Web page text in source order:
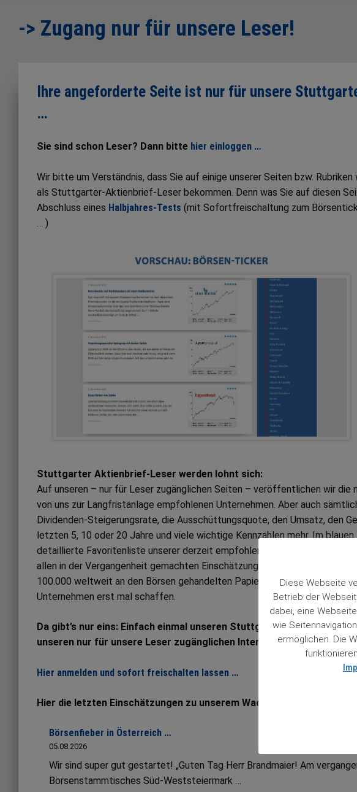
-> Zugang nur für unsere Leser!
Ihre angeforderte Seite ist nur für unsere
…
Sie sind schon Leser? Dann bitte hier einloggen …
Wir bitte um Verständnis, dass Sie auf einige unserer Seiten bzw. Rubriken
als Stuttgarter-Aktienbrief-Leser bekommen. Denn was Sie auf diesen
Abschluss eines Halbjahres-Tests (mit Sofortfreischaltung zum
… )
Stuttgarter Aktienbrief-Leser werden lohnt sich:
Auf unseren – nur für Leser zugänglichen Seiten – veröffentlichen wir die
von uns zur Langfristanlage empfohlenen Unternehmen. Aber auch
Dividenden-Steigerungsrate, die Ausschüttungsquote, den Umsatz, den
letzten 5, 10 oder 20 Jahre und viele wichtige Kennzahlen mehr. Im
detaillierte Favoritenliste unserer derzeit empfohlenen 84
allen in der Vergangenheit gemachten Einschätzungen. Also Zugriff auf
100.000 weltweit an den Börsen gehandelten Papieren das Prädikat
Unternehmen erst mal schaffen.
Da gibt’s nur eins: Einfach einmal unseren Stuttgarter Aktienbrief
unseren nur für unsere Leser zugänglichen Internetseiten …
Hier anmelden und sofort freischalten lassen …
Hier die letzten Einschätzungen zu unserem Wachstumsaktien in
Börsenfieber in Österreich …
05.08.2026
Wir sind super gut gestartet! „Guten Tag Herr Brandmaier! Am
Börsenstammtisches Süd-Weststeiermark …
Diese Webseite
Betrieb der
dabei, eine
wie
ermöglichen. Die